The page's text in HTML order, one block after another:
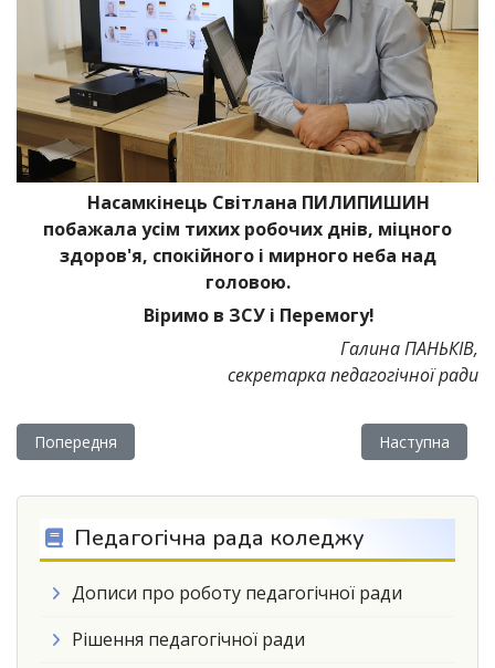
Насамкінець Світлана ПИЛИПИШИН
побажала усім тихих робочих днів, міцного
здоров'я, спокійного і мирного неба над
головою.
Віримо в ЗСУ і Перемогу!
Галина ПАНЬКІВ,
секретарка педагогічної ради
Попередня стаття: ОГОЛОШЕННЯ
Попередня Наступна
Наступна
Педагогічна рада коледжу
Дописи про роботу педагогічної ради
Рішення педагогічної ради